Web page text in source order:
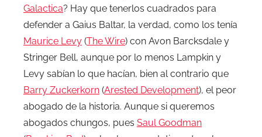
Galactica? Hay que tenerlos cuadrados para
defender a Gaius Baltar, la verdad, como los tenía
Maurice Levy (The Wire) con Avon Barcksdale y
Stringer Bell, aunque por lo menos Lampkin y
Levy sabían lo que hacían, bien al contrario que
Barry Zuckerkorn (Arested Development), el peor
abogado de la historia. Aunque si queremos
abogados chungos, pues Saul Goodman